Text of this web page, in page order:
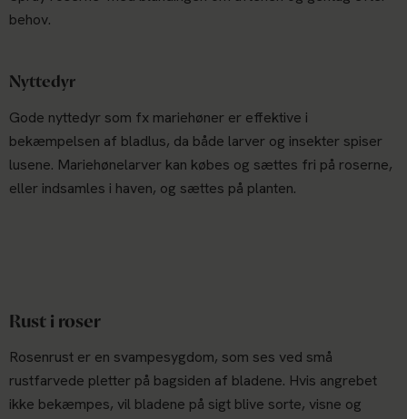
behov.
Nyttedyr
Gode nyttedyr som fx mariehøner er effektive i
bekæmpelsen af bladlus, da både larver og insekter spiser
lusene. Mariehønelarver kan købes og sættes fri på roserne,
eller indsamles i haven, og sættes på planten.
Rust i roser
Rosenrust er en svampesygdom, som ses ved små
rustfarvede pletter på bagsiden af bladene. Hvis angrebet
ikke bekæmpes, vil bladene på sigt blive sorte, visne og